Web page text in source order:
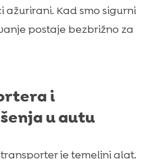
ažurirani. Kad smo sigurni
postaje bezbrižno za
i
u autu
je temeljni alat.